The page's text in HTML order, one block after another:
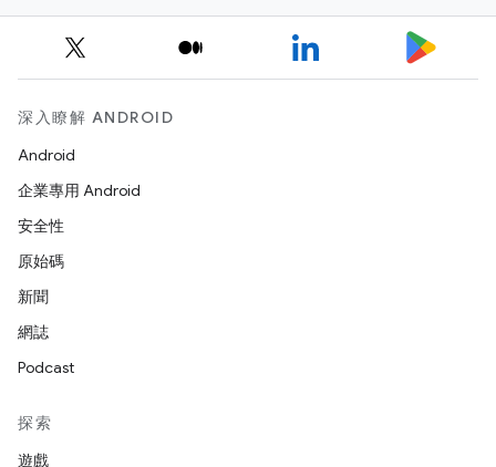
深入瞭解 ANDROID
Android
企業專用 Android
安全性
原始碼
新聞
網誌
Podcast
探索
遊戲